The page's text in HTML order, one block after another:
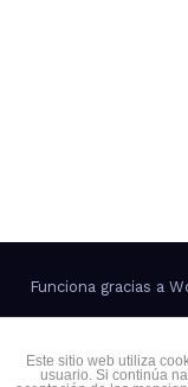
Funciona gracias a
Este sitio web utiliza
usuario. Si continúa